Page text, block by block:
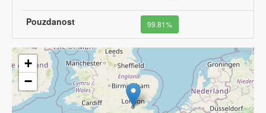
Pouzdanost 99.81%
+
−